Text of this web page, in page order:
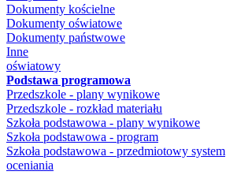
Dokumenty kościelne
Dokumenty oświatowe
Dokumenty państwowe
Inne
oświatowy
Podstawa programowa
Przedszkole - plany wynikowe
Przedszkole - rozkład materiału
Szkoła podstawowa - plany wynikowe
Szkoła podstawowa - program
Szkoła podstawowa - przedmiotowy system
oceniania